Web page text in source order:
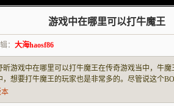
游戏中在哪里可以打牛魔王
： 大海haosf86
昕游戏中在哪里可以打牛魔王在传奇游戏当中，牛
，想要打牛魔王的玩家也是非常多的。尽管说这个
的。所以在这样的情况下，玩家们在打BOSS的时候
戏当中可以算作是一个爆率非常高的